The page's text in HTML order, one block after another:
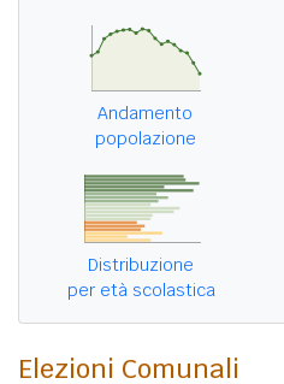
Andamento
popolazione
Distribuzione
per età scolastica
Elezioni Comunali